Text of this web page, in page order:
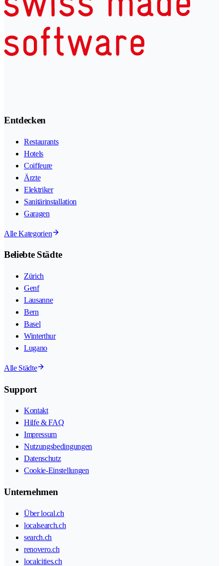
Entdecken
Restaurants
Hotels
Coiffeure
Ärzte
Elektriker
Sanitärinstallation
Garagen
Alle Kategorien
Beliebte Städte
Zürich
Genf
Lausanne
Bern
Basel
Winterthur
Lugano
Alle Städte
Support
Kontakt
Hilfe & FAQ
Impressum
Nutzungsbedingungen
Datenschutz
Cookie-Einstellungen
Unternehmen
Über local.ch
localsearch.ch
search.ch
renovero.ch
localcities.ch